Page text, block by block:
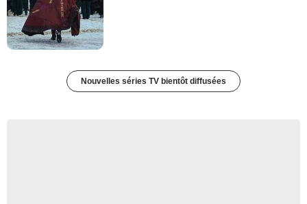
Nouvelles séries TV bientôt diffusées